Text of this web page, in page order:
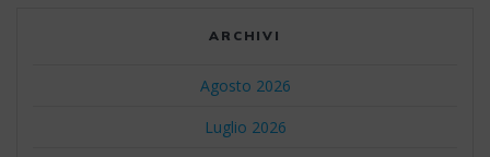
ARCHIVI
Agosto 2026
Luglio 2026